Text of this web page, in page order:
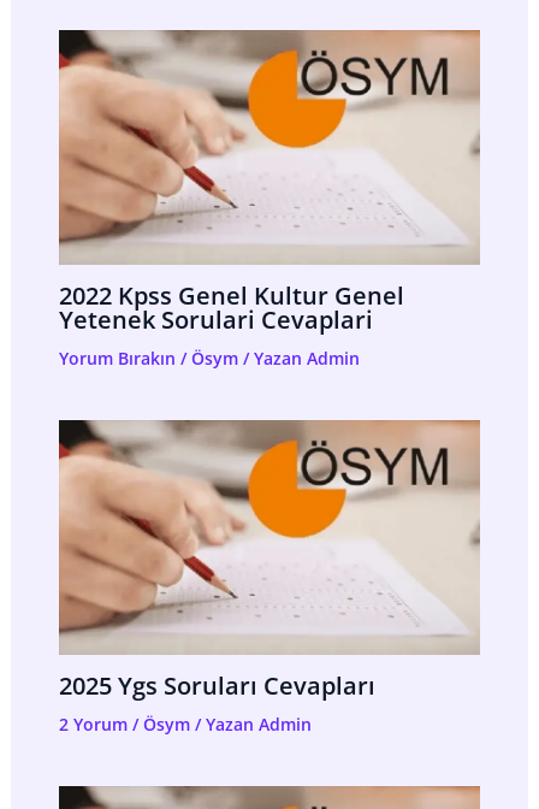
2022 Kpss Genel Kultur Genel
Yetenek Sorulari Cevaplari
Yorum Bırakın /Ösym/ Yazan Admin
2025 Ygs Soruları Cevapları
2 Yorum /Ösym/ Yazan Admin